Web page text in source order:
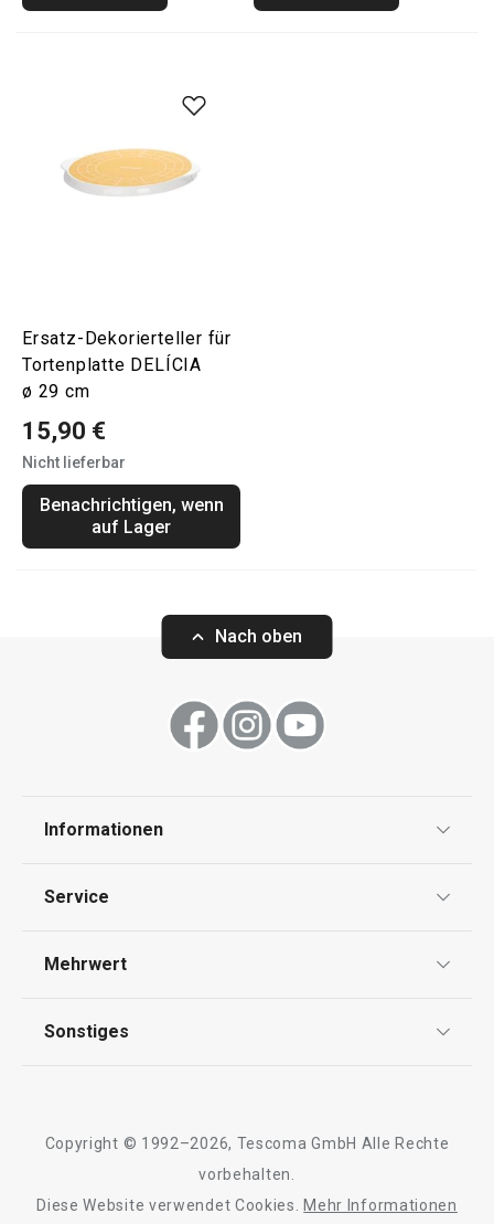
Ersatz-Dekorierteller für
Tortenplatte DELÍCIA
ø 29 cm
15,90 €
Nicht lieferbar
Benachrichtigen, wenn
auf Lager
Nach oben
Informationen
Impressum
Service
Kontaktformular
Mehrwert
Qualität
Sonstiges
Barrierefreiheit
Copyright © 1992–2026, Tescoma GmbH Alle Rechte
vorbehalten.
Diese Website verwendet Cookies.
Mehr Informationen